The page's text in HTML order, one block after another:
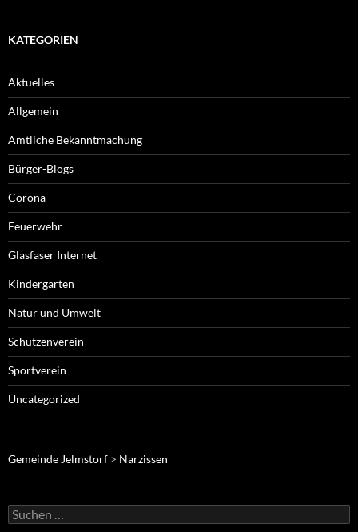
KATEGORIEN
Aktuelles
Allgemein
Amtliche Bekanntmachung
Bürger-Blogs
Corona
Feuerwehr
Glasfaser Internet
Kindergarten
Natur und Umwelt
Schützenverein
Sportverein
Uncategorized
Gemeinde Jelmstorf > Narzissen
Suche
nach: